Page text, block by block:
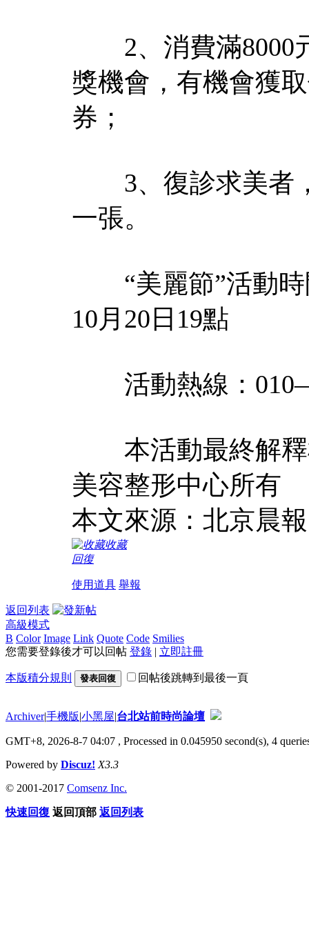
2、消費滿8000
獎機會，有機會獲
券；
3、復診求美者，
一張。
“美麗節”活動時
10月20日19點
活動熱線：
本活動最終解釋
美容整形中心所有
本文來源：北京晨
收藏
回復
使用道具 舉報
返回列表
高級模式
B Color Image Link Quote Code Smilies
您需要登錄後才可以回帖 登錄 | 立即註冊
本版積分規則 發表回復 回帖後跳轉到最後一頁
Archiver|手機版|小黑屋|台北站前時尚論壇
GMT+8, 2026-8-7 04:07 , Processed in 0.045950 second(s), 4
Powered by Discuz! X3.3
© 2001-2017 Comsenz Inc.
快速回復 返回頂部 返回列表